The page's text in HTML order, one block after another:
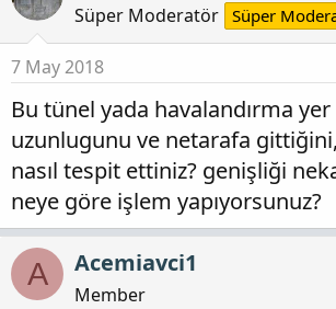
Süper Moderatör Süper
7 May 2018
Bu tünel yada havalandırma yer
uzunlugunu ve netarafa gittiğini,
nasıl tespit ettiniz? genişliği
neye göre işlem yapıyorsunuz?
A Acemiavci1
Member